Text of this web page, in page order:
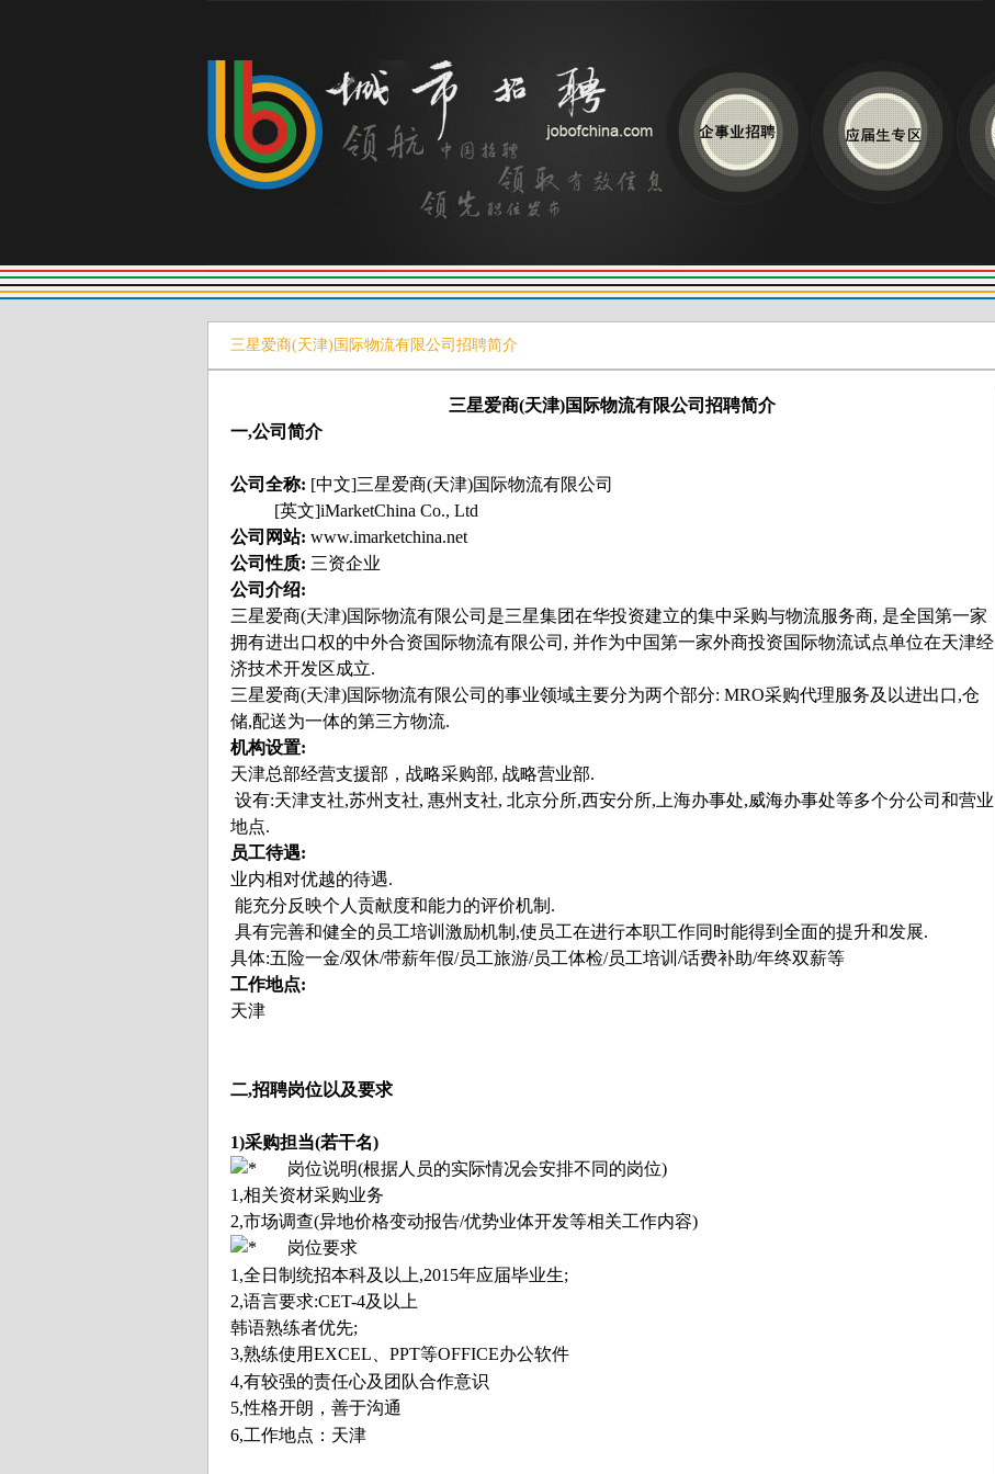
三星爱商(天津)国际物流有限公司招聘简介
三星爱商(天津)国际物流有限公司招聘简介
一,公司简介
公司全称: [中文]三星爱商(天津)国际物流有限公司
[英文]iMarketChina Co., Ltd
公司网站: www.imarketchina.net
公司性质: 三资企业
公司介绍:
三星爱商(天津)国际物流有限公司是三星集团在华投资建立的集中采购与物流服务商, 是全国第一家
拥有进出口权的中外合资国际物流有限公司, 并作为中国第一家外商投资国际物流试点单位在天津经
济技术开发区成立.
三星爱商(天津)国际物流有限公司的事业领域主要分为两个部分: MRO采购代理服务及以进出口,仓
储,配送为一体的第三方物流.
机构设置:
天津总部经营支援部，战略采购部, 战略营业部.
设有:天津支社,苏州支社, 惠州支社, 北京分所,西安分所,上海办事处,威海办事处等多个分公司和营业
地点.
员工待遇:
业内相对优越的待遇.
能充分反映个人贡献度和能力的评价机制.
具有完善和健全的员工培训激励机制,使员工在进行本职工作同时能得到全面的提升和发展.
具体:五险一金/双休/带薪年假/员工旅游/员工体检/员工培训/话费补助/年终双薪等
工作地点:
天津
二,招聘岗位以及要求
1)采购担当(若干名)
岗位说明(根据人员的实际情况会安排不同的岗位)
1,相关资材采购业务
2,市场调查(异地价格变动报告/优势业体开发等相关工作内容)
岗位要求
1,全日制统招本科及以上,2015年应届毕业生;
2,语言要求:CET-4及以上
韩语熟练者优先;
3,熟练使用EXCEL、PPT等OFFICE办公软件
4,有较强的责任心及团队合作意识
5,性格开朗，善于沟通
6,工作地点：天津